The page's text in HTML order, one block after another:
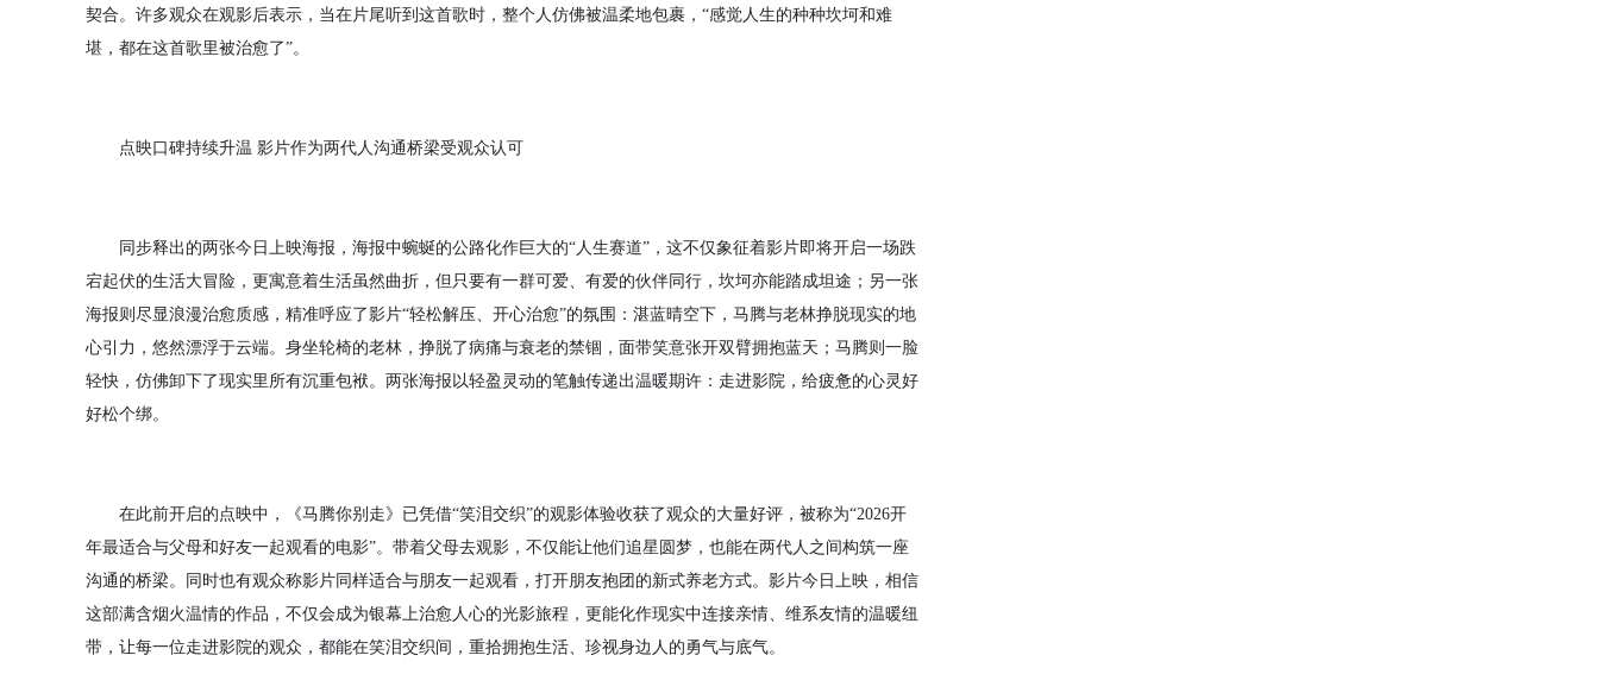
契合。许多观众在观影后表示，当在片尾听到这首歌时，整个人仿佛被温柔地包裹，“感觉人生的种种坎坷和难
堪，都在这首歌里被治愈了”。
点映口碑持续升温 影片作为两代人沟通桥梁受观众认可
同步释出的两张今日上映海报，海报中蜿蜒的公路化作巨大的“人生赛道”，这不仅象征着影片即将开启一场跌
宕起伏的生活大冒险，更寓意着生活虽然曲折，但只要有一群可爱、有爱的伙伴同行，坎坷亦能踏成坦途；另一张
海报则尽显浪漫治愈质感，精准呼应了影片“轻松解压、开心治愈”的氛围：湛蓝晴空下，马腾与老林挣脱现实的地
心引力，悠然漂浮于云端。身坐轮椅的老林，挣脱了病痛与衰老的禁锢，面带笑意张开双臂拥抱蓝天；马腾则一脸
轻快，仿佛卸下了现实里所有沉重包袱。两张海报以轻盈灵动的笔触传递出温暖期许：走进影院，给疲惫的心灵好
好松个绑。
在此前开启的点映中，《马腾你别走》已凭借“笑泪交织”的观影体验收获了观众的大量好评，被称为“2026开
年最适合与父母和好友一起观看的电影”。带着父母去观影，不仅能让他们追星圆梦，也能在两代人之间构筑一座
沟通的桥梁。同时也有观众称影片同样适合与朋友一起观看，打开朋友抱团的新式养老方式。影片今日上映，相信
这部满含烟火温情的作品，不仅会成为银幕上治愈人心的光影旅程，更能化作现实中连接亲情、维系友情的温暖纽
带，让每一位走进影院的观众，都能在笑泪交织间，重拾拥抱生活、珍视身边人的勇气与底气。